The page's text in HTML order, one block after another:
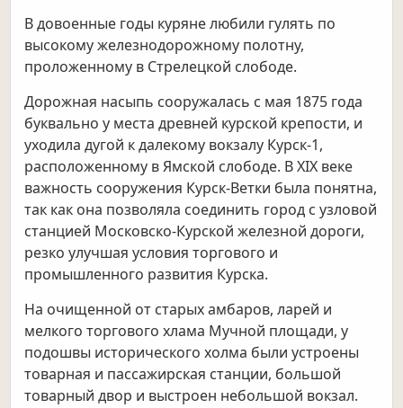
В довоенные годы куряне любили гулять по
высокому железнодорожному полотну,
проложенному в Стрелецкой слободе.
Дорожная насыпь сооружалась с мая 1875 года
буквально у места древней курской крепости, и
уходила дугой к далекому вокзалу Курск-1,
расположенному в Ямской слободе. В XIX веке
важность сооружения Курск-Ветки была понятна,
так как она позволяла соединить город с узловой
станцией Московско-Курской железной дороги,
резко улучшая условия торгового и
промышленного развития Курска.
На очищенной от старых амбаров, ларей и
мелкого торгового хлама Мучной площади, у
подошвы исторического холма были устроены
товарная и пассажирская станции, большой
товарный двор и выстроен небольшой вокзал.